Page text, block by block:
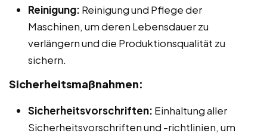
Reinigung: Reinigung und Pflege der
Maschinen, um deren Lebensdauer zu
verlängern und die Produktionsqualität zu
sichern.
Sicherheitsmaßnahmen:
Sicherheitsvorschriften: Einhaltung aller
Sicherheitsvorschriften und -richtlinien, um